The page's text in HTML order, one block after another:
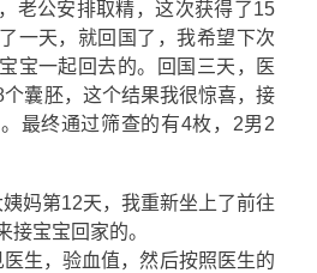
老公安排取精，这次获得了15
一天，就回国了，我希望下次
宝一起回去的。回国三天，医
囊胚，这个结果我很惊喜，接
最终通过筛查的有4枚，2男2
妈第12天，我重新坐上了前往
接宝宝回家的。
生，验血值，然后按照医生的